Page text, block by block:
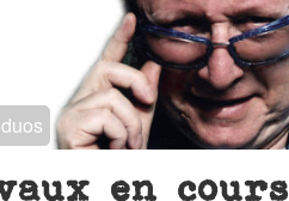
duos
en cours